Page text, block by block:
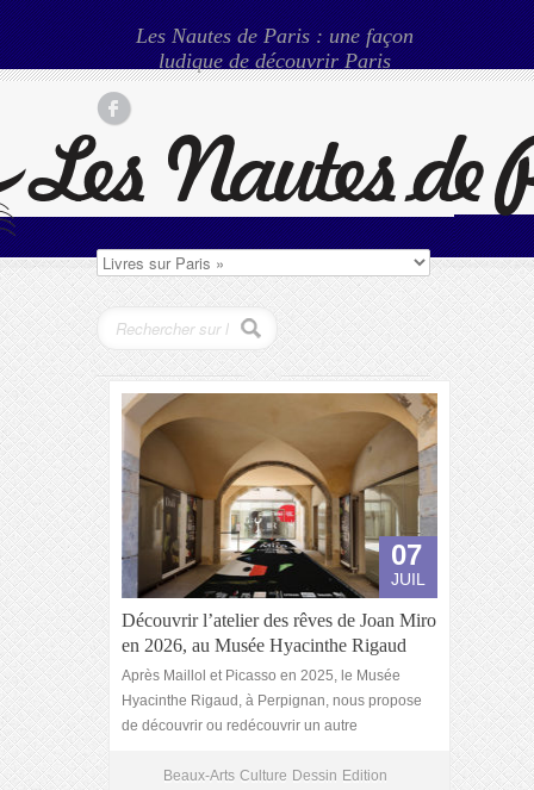
Les Nautes de Paris : une façon
ludique de découvrir Paris
07
JUIL
Découvrir l’atelier des rêves de Joan Miro
en 2026, au Musée Hyacinthe Rigaud
Après Maillol et Picasso en 2025, le Musée
Hyacinthe Rigaud, à Perpignan, nous propose
de découvrir ou redécouvrir un autre
Beaux-Arts Culture Dessin Edition